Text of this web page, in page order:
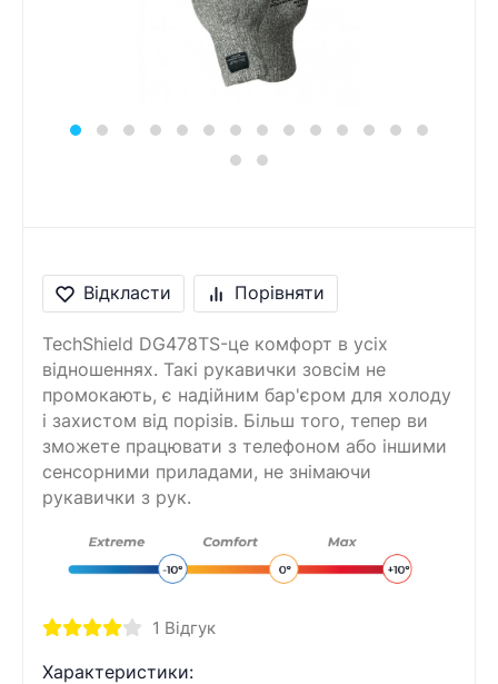
Відкласти Порівняти
TechShield DG478TS-це комфорт в усіх
відношеннях. Такі рукавички зовсім не
промокають, є надійним бар'єром для холоду
і захистом від порізів. Більш того, тепер ви
зможете працювати з телефоном або іншими
сенсорними приладами, не знімаючи
рукавички з рук.
1 Відгук
Характеристики: